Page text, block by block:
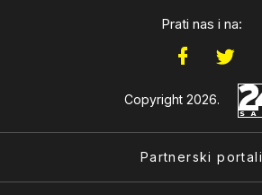
Prati nas i na:
Copyright 2026.
Partnerski portali